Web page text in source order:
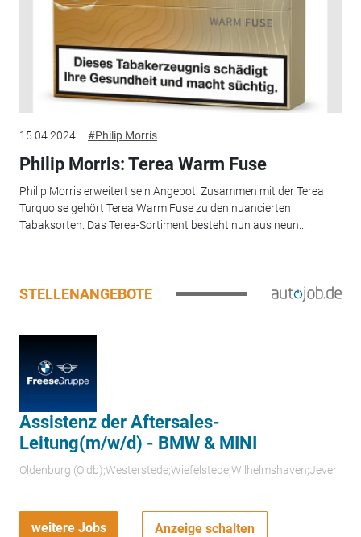
15.04.2024 #Philip Morris
Philip Morris: Terea Warm Fuse
Philip Morris erweitert sein Angebot: Zusammen mit der Terea
Turquoise gehört Terea Warm Fuse zu den nuancierten
Tabaksorten. Das Terea-Sortiment besteht nun aus neun...
STELLENANGEBOTE
Assistenz der Aftersales-
Leitung(m/w/d) - BMW & MINI
Oldenburg (Oldb);Westerstede;Wiefelstede;Wilhelmshaven;Jever
weitere Jobs Anzeige schalten